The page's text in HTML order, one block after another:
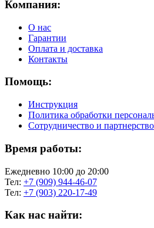
Компания:
О нас
Гарантии
Оплата и доставка
Контакты
Помощь:
Инструкция
Политика обработки
Сотрудничество и партнерство
Время работы:
Ежедневно 10:00 до 20:00
Тел: +7 (909) 944-46-07
Тел: +7 (903) 220-17-49
Как нас найти: